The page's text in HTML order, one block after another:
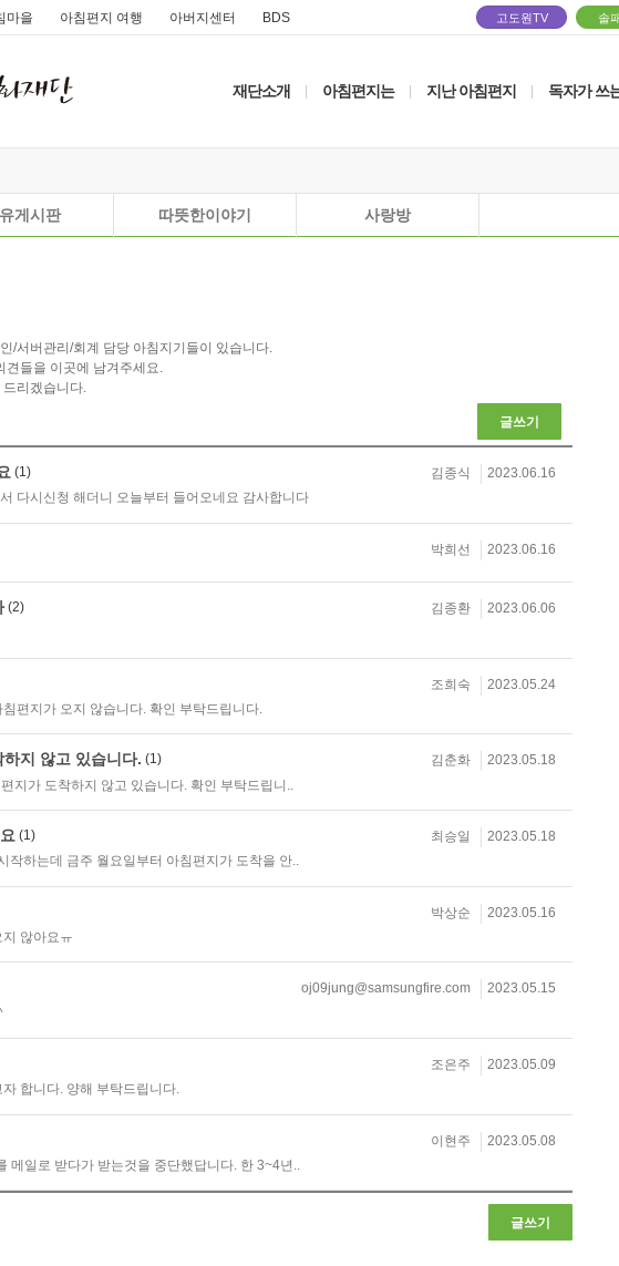
마을 아침편지 여행 아버지센터 BDS 고도원TV 솔
재단소개 아침편지는 지난 아침편지 독자가 쓰
게시판 따뜻한이야기 사랑방
/서버관리/회계 담당 아침지기들이 있습니다.
견들을 이곳에 남겨주세요.
리겠습니다.
글쓰기
(1)
다시신청 해더니 오늘부터 들어오네요 감사합니다
김종식 2023.06.16
박희선 2023.06.16
(2)
김종환 2023.06.06
편지가 오지 않습니다. 확인 부탁드립니다.
조희숙 2023.05.24
지 않고 있습니다. (1)
지가 도착하지 않고 있습니다. 확인 부탁드립니..
김춘화 2023.05.18
(1)
작하는데 금주 월요일부터 아침편지가 도착을 안..
최승일 2023.05.18
않아요ㅠ
박상순 2023.05.16
oj09jung@samsungfire.com 2023.05.15
합니다. 양해 부탁드립니다.
조은주 2023.05.09
메일로 받다가 받는것을 중단했답니다. 한 3~4년..
이현주 2023.05.08
글쓰기